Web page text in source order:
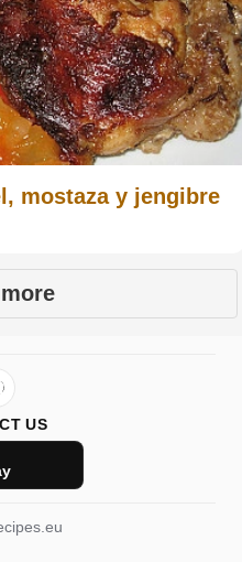
mostaza y jengibre
US